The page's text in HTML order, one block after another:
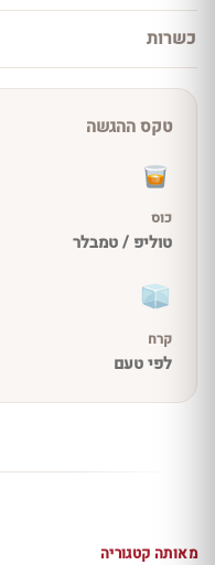
כשרות
טקס ההגשה
כוס
טוליפ / טמבלר
קרח
לפי טעם
מאותה קטגוריה